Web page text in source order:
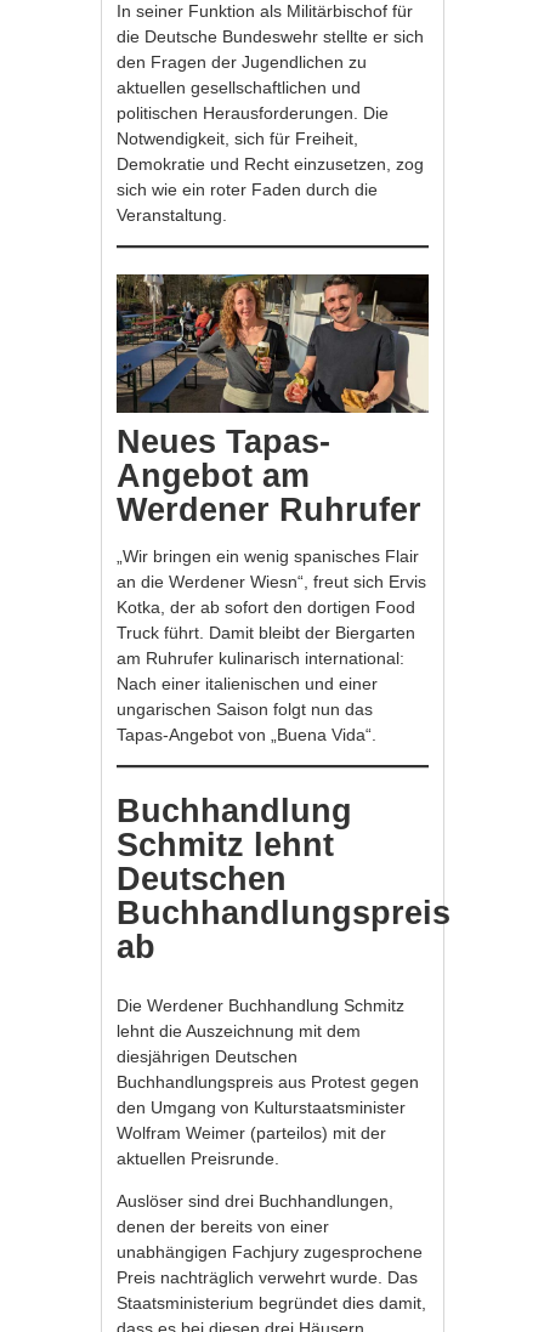
In seiner Funktion als Militärbischof für
die Deutsche Bundeswehr stellte er sich
den Fragen der Jugendlichen zu
aktuellen gesellschaftlichen und
politischen Herausforderungen. Die
Notwendigkeit, sich für Freiheit,
Demokratie und Recht einzusetzen, zog
sich wie ein roter Faden durch die
Veranstaltung.
Neues Tapas-
Angebot am
Werdener Ruhrufer
„Wir bringen ein wenig spanisches Flair
an die Werdener Wiesn“, freut sich Ervis
Kotka, der ab sofort den dortigen Food
Truck führt. Damit bleibt der Biergarten
am Ruhrufer kulinarisch international:
Nach einer italienischen und einer
ungarischen Saison folgt nun das
Tapas-Angebot von „Buena Vida“.
Buchhandlung
Schmitz lehnt
Deutschen
Buchhandlungspreis
ab
Die Werdener Buchhandlung Schmitz
lehnt die Auszeichnung mit dem
diesjährigen Deutschen
Buchhandlungspreis aus Protest gegen
den Umgang von Kulturstaatsminister
Wolfram Weimer (parteilos) mit der
aktuellen Preisrunde.
Auslöser sind drei Buchhandlungen,
denen der bereits von einer
unabhängigen Fachjury zugesprochene
Preis nachträglich verwehrt wurde. Das
Staatsministerium begründet dies damit,